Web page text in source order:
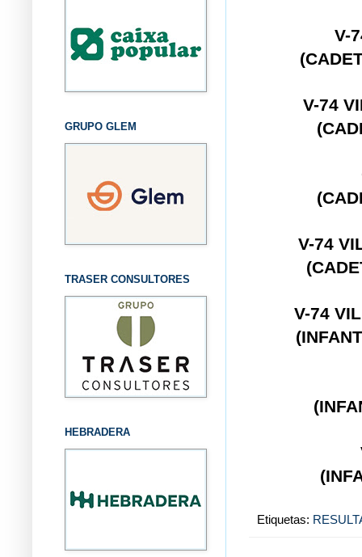
V-
V-74
V-74
V-74
Etiquetas:
GRUPO GLEM
TRASER CONSULTORES
HEBRADERA